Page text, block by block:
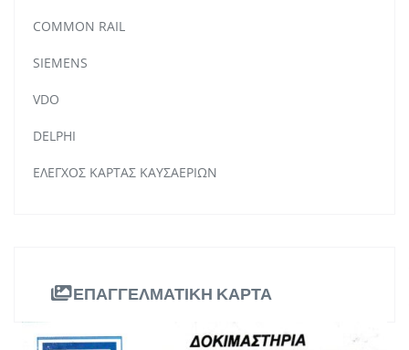
COMMON RAIL
SIEMENS
VDO
DELPHI
ΕΛΕΓΧΟΣ ΚΑΡΤΑΣ ΚΑΥΣΑΕΡΙΩΝ
ΕΠΑΓΓΕΛΜΑΤΙΚΗ ΚΑΡΤΑ